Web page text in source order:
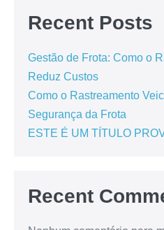
Recent Posts
Gestão de Frota: Como o
Reduz Custos
Como o Rastreamento
Segurança da Frota
ESTE É UM TÍTULO
Recent